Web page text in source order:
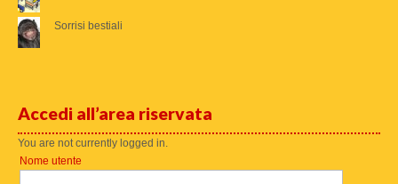
Sorrisi bestiali
Accedi all’area riservata
You are not currently logged in.
Nome utente